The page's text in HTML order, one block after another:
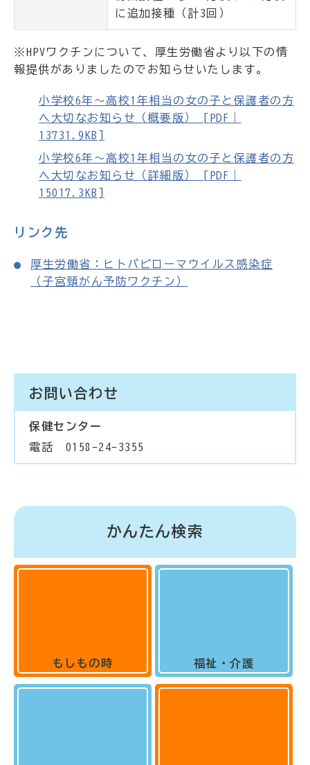
に追加接種（計3回）
※HPVワクチンについて、厚生労働省より以下の情
報提供がありましたのでお知らせいたします。
小学校6年～高校1年相当の女の子と保護者の方
へ大切なお知らせ（概要版） [PDF｜
13731.9KB]
小学校6年～高校1年相当の女の子と保護者の方
へ大切なお知らせ（詳細版） [PDF｜
15017.3KB]
リンク先
厚生労働省：ヒトパピローマウイルス感染症
（子宮頸がん予防ワクチン）
お問い合わせ
保健センター
電話 0158-24-3355
かんたん検索
もしもの時 福祉・介護